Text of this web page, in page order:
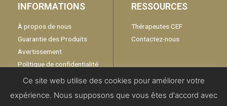
INFORMATIONS
À propos de nous
Guarantie des Produits
Avertissement
Politique de confidentialité
Catalogue
RESSOURCES
Thérapeutes CEF
Contactez-nous
Ce site web utilise des cookies pour améliorer votre
expérience. Nous supposons que vous êtes d'accord avec